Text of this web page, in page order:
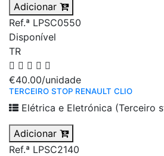
Adicionar
Ref.ª LPSC0550
Disponível
TR
€40.00/unidade
TERCEIRO STOP RENAULT CLIO
Elétrica e Eletrónica (Terceiro
Adicionar
Ref.ª LPSC2140